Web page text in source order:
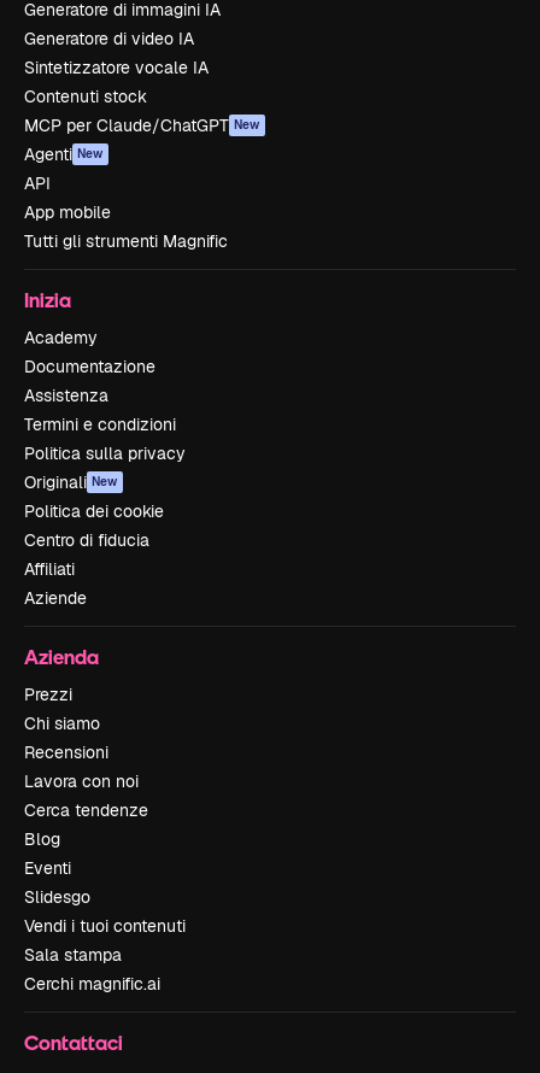
Generatore di immagini IA
Generatore di video IA
Sintetizzatore vocale IA
Contenuti stock
MCP per Claude/ChatGPT New
Agenti New
API
App mobile
Tutti gli strumenti Magnific
Inizia
Academy
Documentazione
Assistenza
Termini e condizioni
Politica sulla privacy
Originali New
Politica dei cookie
Centro di fiducia
Affiliati
Aziende
Azienda
Prezzi
Chi siamo
Recensioni
Lavora con noi
Cerca tendenze
Blog
Eventi
Slidesgo
Vendi i tuoi contenuti
Sala stampa
Cerchi magnific.ai
Contattaci